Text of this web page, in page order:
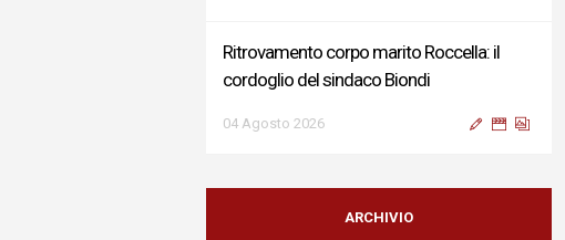
Ritrovamento corpo marito Roccella: il
cordoglio del sindaco Biondi
04 Agosto 2026
Reddito di Cittadinanza, Testa (FdI):
Presentata interpellanza su criticità
ARCHIVIO